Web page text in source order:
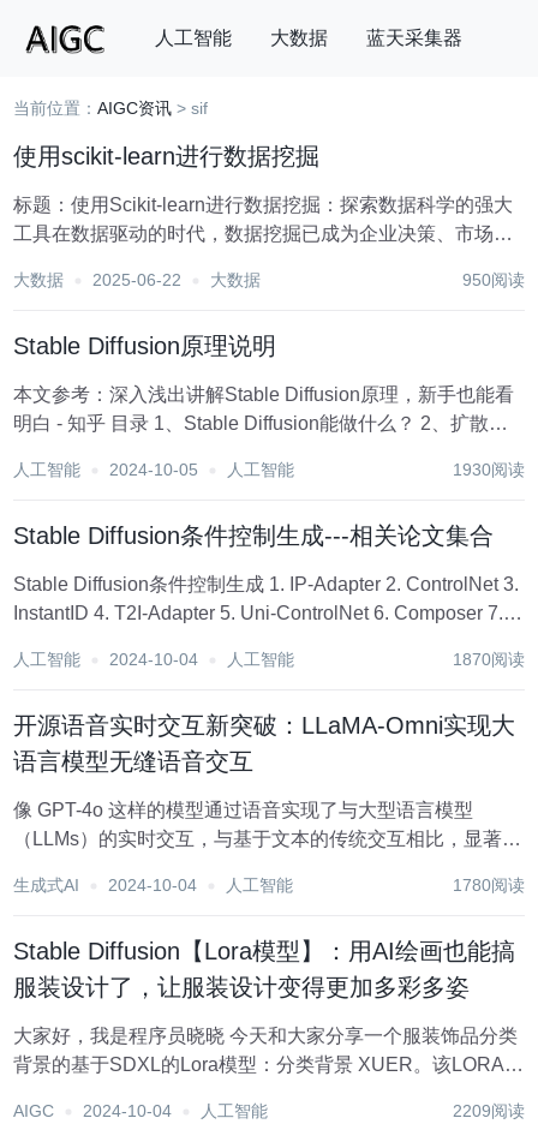
人工智能 大数据 蓝天采集器
搜索
当前位置：AIGC资讯 > sif
使用scikit-learn进行数据挖掘
标题：使用Scikit-learn进行数据挖掘：探索数据科学的强大
工具在数据驱动的时代，数据挖掘已成为企业决策、市场分
Python中一个广泛使用的机器学习库，凭借其高效、易用和
大数据 2025-06-22 大数据 950阅读
Stable Diffusion原理说明
本文参考：深入浅出讲解Stable Diffusion原理，新手也能看
明白 - 知乎 目录 1、Stable Diffusion能做什么？ 2、扩散模
Diffusion）...
人工智能 2024-10-05 人工智能 1930阅读
Stable Diffusion条件控制生成---相关论文集合
Stable Diffusion条件控制生成 1. IP-Adapter 2. ControlNet 3.
InstantID 4. T2I-Adapter 5. Uni-ControlNet 6. Composer 7.
人工智能 2024-10-04 人工智能 1870阅读
开源语音实时交互新突破：LLaMA-Omni实现大
语言模型无缝语音交互
像 GPT-4o 这样的模型通过语音实现了与大型语言模型
（LLMs）的实时交互，与基于文本的传统交互相比，显著提
音交互模型方面仍缺乏探索。为了解决这个问题，我们提出
生成式AI 2024-10-04 人工智能 1780阅读
Stable Diffusion【Lora模型】：用AI绘画也能搞
服装设计了，让服装设计变得更加多彩多姿
大家好，我是程序员晓晓 今天和大家分享一个服装饰品分类
背景的基于SDXL的Lora模型：分类背景 XUER。该LORA模
本，作者声称图片精度没有到达预期，拆分还是有点不太一
AIGC 2024-10-04 人工智能 2209阅读